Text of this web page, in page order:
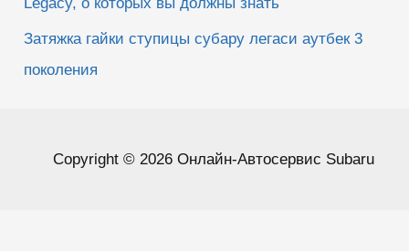
Затяжка гайки ступицы субару легаси аутбек 3
поколения
Copyright © 2026 Онлайн-Автосервис Subaru